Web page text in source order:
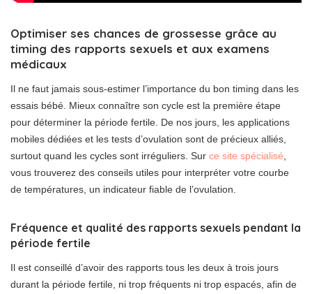
Optimiser ses chances de grossesse grâce au
timing des rapports sexuels et aux examens
médicaux
Il ne faut jamais sous-estimer l’importance du bon timing dans les
essais bébé. Mieux connaître son cycle est la première étape
pour déterminer la période fertile. De nos jours, les applications
mobiles dédiées et les tests d’ovulation sont de précieux alliés,
surtout quand les cycles sont irréguliers. Sur ce site spécialisé
vous trouverez des conseils utiles pour interpréter votre courbe
de températures, un indicateur fiable de l’ovulation.
Fréquence et qualité des rapports sexuels pendant la
période fertile
Il est conseillé d’avoir des rapports tous les deux à trois jours
durant la période fertile, ni trop fréquents ni trop espacés, afin de